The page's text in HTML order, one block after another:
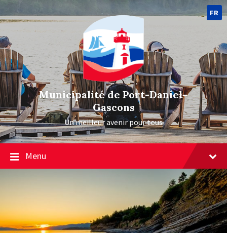
FR
Municipalité de Port-Daniel–
Gascons
Un meilleur avenir pour tous
Menu